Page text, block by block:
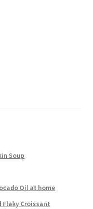
Soup
Oil at home
Flaky Croissant